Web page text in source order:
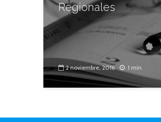
Regionales
2 noviembre, 2016 1 min.